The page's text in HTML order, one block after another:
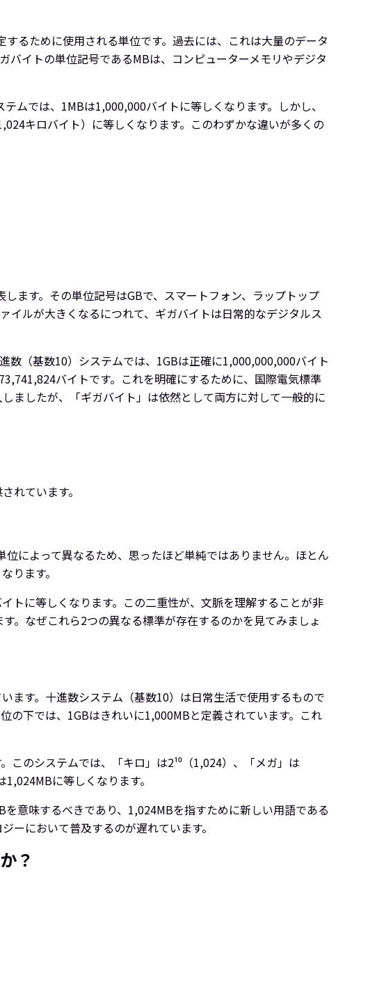
るために使用される単位です。過去には、これは大量のデータ
バイトの単位記号であるMBは、コンピューターメモリやデジタ
ムでは、1MBは1,000,000バイトに等しくなります。しかし、
キロバイト）に等しくなります。このわずかな違いが多くの
ます。その単位記号はGBで、スマートフォン、ラップトップ
イルが大きくなるにつれて、ギガバイトは日常的なデジタルス
数（基数10）システムでは、1GBは正確に1,000,000,000バイト
バイトです。これを明確にするために、国際電気標準
ましたが、「ギガバイト」は依然として両方に対して一般的に
れています。
によって異なるため、思ったほど単純ではありません。ほとん
ります。
トに等しくなります。この二重性が、文脈を理解することが非
。なぜこれら2つの異なる標準が存在するのかを見てみましょ
ます。十進数システム（基数10）は日常生活で使用するもので
の下では、1GBはきれいに1,000MBと定義されています。これ
このシステムでは、「キロ」は2¹⁰（1,024）、「メガ」は
に等しくなります。
意味するべきであり、1,024MBを指すために新しい用語である
ーにおいて普及するのが遅れています。
？